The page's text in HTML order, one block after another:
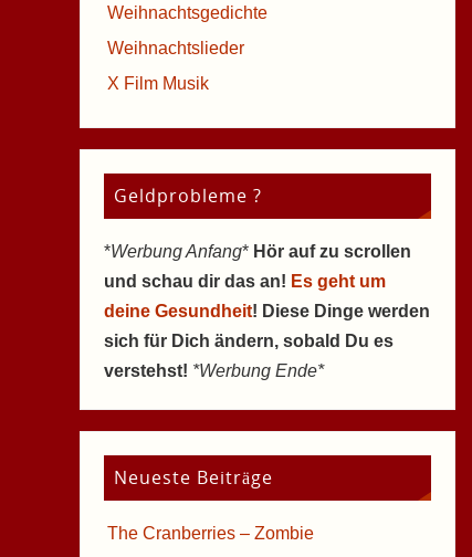
Weihnachtsgedichte
Weihnachtslieder
X Film Musik
Geldprobleme ?
*Werbung Anfang* Hör auf zu scrollen
und schau dir das an! Es geht um
deine Gesundheit! Diese Dinge werden
sich für Dich ändern, sobald Du es
verstehst! *Werbung Ende*
Neueste Beiträge
The Cranberries – Zombie